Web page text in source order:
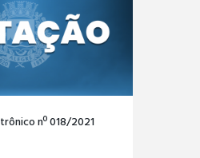
nº 018/2021